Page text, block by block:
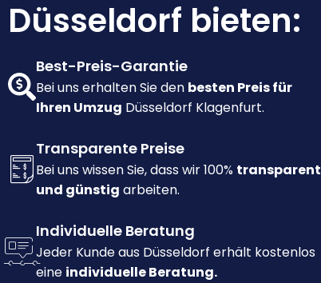
Düsseldorf bieten:
Best-Preis-Garantie
Bei uns erhalten Sie den besten Preis für
Ihren Umzug Düsseldorf Klagenfurt.
Transparente Preise
Bei uns wissen Sie, dass wir 100% transparent
und günstig arbeiten.
Individuelle Beratung
Jeder Kunde aus Düsseldorf erhält kostenlos
eine individuelle Beratung.